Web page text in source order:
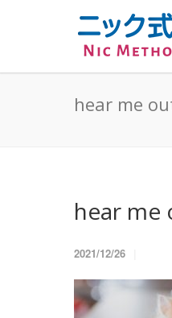
hear me
hear me
2021/12/26